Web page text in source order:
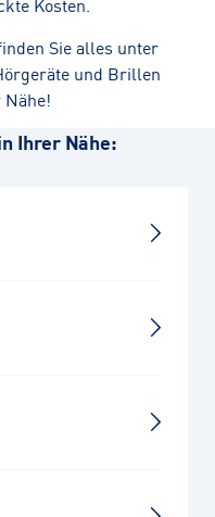
Sie alles unter
und Brillen
Ihrer Nähe: